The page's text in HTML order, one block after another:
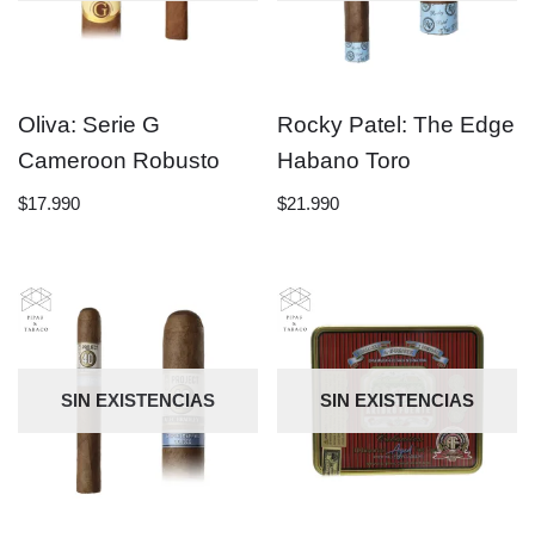
Oliva: Serie G
Cameroon Robusto
$17.990
Rocky Patel: The Edge
Habano Toro
$21.990
SIN EXISTENCIAS SIN EXISTENCIAS